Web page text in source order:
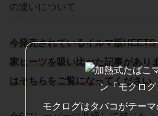
今発売されているイルマ版
家ヒーツを吸い比べた記事があり
はそちらをご覧になってください。
モクログはタバコがテーマ